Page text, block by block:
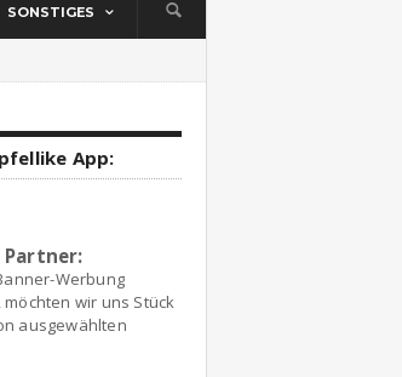
SONSTIGES
App:
Werbung
wir uns Stück
ausgewählten